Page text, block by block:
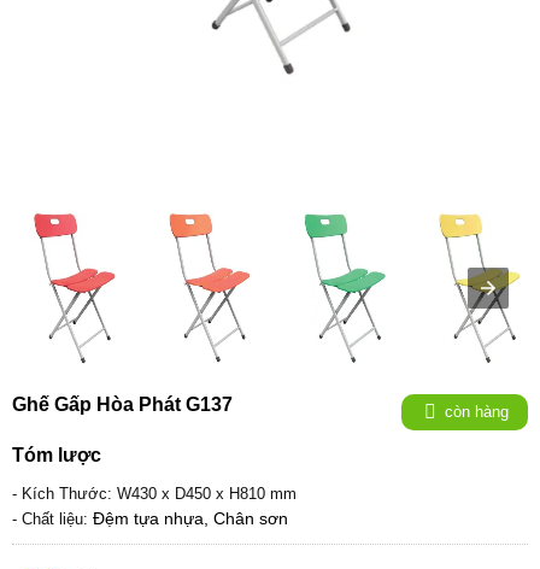
Ghế Gấp Hòa Phát G137 còn hàng
Tóm lược
- Kích Thước: W430 x D450 x H810 mm
- Chất liệu: Đệm tựa nhựa, Chân sơn